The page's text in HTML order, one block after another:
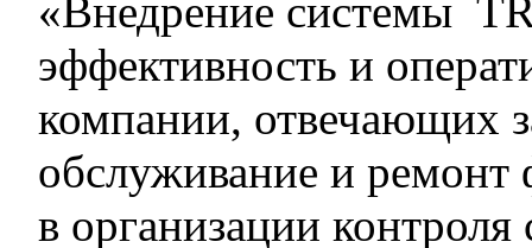
«Внедрение системы
эффективность и
компании, отвечающих
обслуживание и ремонт
в организации